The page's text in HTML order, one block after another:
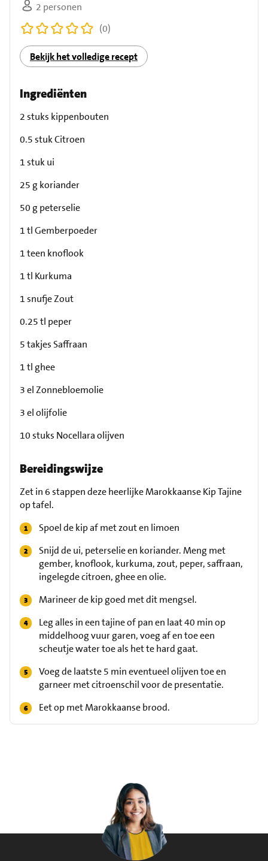
2 personen
(0)
Bekijk het volledige recept
Ingrediënten
2 stuks kippenbouten
0.5 stuk Citroen
1 stuk ui
25 g koriander
50 g peterselie
1 tl Gemberpoeder
1 teen knoflook
1 tl Kurkuma
1 snufje Zout
0.25 tl peper
5 takjes Saffraan
1 tl ghee
3 el Zonnebloemolie
3 el olijfolie
10 stuks Nocellara olijven
Bereidingswijze
Zet in 6 stappen deze heerlijke Marokkaanse Kip Tajine
op tafel.
Spoel de kip af met zout en limoen
Snijd de ui, peterselie en koriander. Meng met
gember, knoflook, kurkuma, zout, peper, saffraan,
ingelegde citroen, ghee en olie.
Marineer de kip goed met dit mengsel.
Leg alles in een tajine of pan en laat 40 min op
middelhoog vuur garen, voeg af en toe een
scheutje water toe als het te hard gaat.
Voeg de laatste 5 min eventueel olijven toe en
garneer met citroenschil voor de presentatie.
Eet op met Marokkaanse brood.